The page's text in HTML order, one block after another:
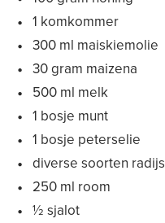
1 komkommer
300 ml maiskiemolie
30 gram maizena
500 ml melk
1 bosje munt
1 bosje peterselie
diverse soorten radijs
250 ml room
½ sjalot